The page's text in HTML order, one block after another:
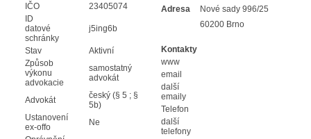
IČO
23405074
ID
datové
schránky
j5ing6b
Stav
Aktivní
Způsob
výkonu
advokacie
samostatný
advokát
Advokát
český (§ 5 ; §
5b)
Ustanovení
ex-offo
Ne
Adresa
Nové sady 996/25
60200 Brno
Kontakty
www
email
další
emaily
Telefon
další
telefony